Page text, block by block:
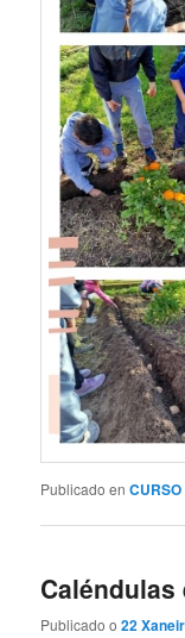
Publicado en
Caléndulas
Publicado o22